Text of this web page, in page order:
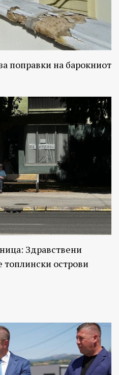
поправки на барокниот
Здравствени
топлински острови